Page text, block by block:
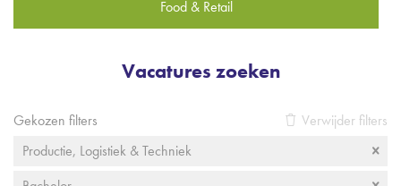
Food & Retail
Vacatures zoeken
Gekozen filters
Verwijder filters
Productie, Logistiek & Techniek